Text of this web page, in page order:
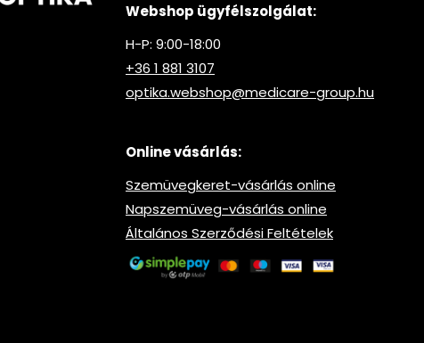
Webshop ügyfélszolgálat:
H-P: 9:00-18:00
+36 1 881 3107
optika.webshop@medicare-group.hu
Online vásárlás:
Szemüvegkeret-vásárlás online
Napszemüveg-vásárlás online
Általános Szerződési Feltételek